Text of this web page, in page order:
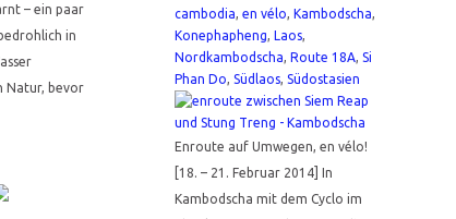
– ein paar
in
Natur, bevor
cambodia, en vélo, Kambodscha,
Konephapheng, Laos,
Nordkambodscha, Route 18A, Si
Phan Do, Südlaos, Südostasien
Enroute auf Umwegen, en vélo!
[18. – 21. Februar 2014] In
Kambodscha mit dem Cyclo im